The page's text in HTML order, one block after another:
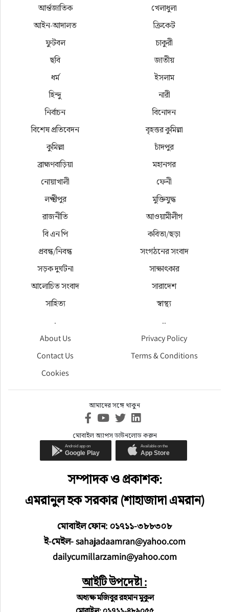
আর্ন্তজাতিক
খেলাধুলা
আইন-আদালত
ক্রিকেট
ফুটবল
চাকুরী
ছবি
জাতীয়
ধর্ম
ইসলাম
হিন্দু
নারী
নির্বাচন
বিনোদন
বিশেষ প্রতিবেদন
বৃহত্তর কুমিল্লা
কুমিল্লা
চাঁদপুর
ব্রাহ্মণবাড়িয়া
মহানগর
নোয়াখালী
ফেনী
লক্ষ্মীপুর
মুক্তিযুদ্ধ
রাজনীতি
আওয়ামীলীগ
বি এন পি
কবিতা/ছড়া
প্রবন্ধ/নিবন্ধ
সংগঠনের সংবাদ
সড়ক দুর্ঘটনা
সাক্ষাৎকার
আলোচিত সংবাদ
সারাদেশ
সাহিত্য
স্বাস্থ্য
.
..
About Us
Privacy Policy
Contact Us
Terms & Conditions
Cookies
আমাদের সঙ্গে থাকুন
মোবাইল অ্যাপস ডাউনলোড করুন
সম্পাদক ও প্রকাশক:
এমরানুল হক সরকার (শাহাজাদা এমরান)
মোবাইল ফোন: ০১৭১১-৩৮৮৩০৮
ই-মেইল- sahajadaamran@yahoo.com
dailycumillarzamin@yahoo.com
আইটি উপদেষ্টা :
অধ্যক্ষ মজিবুর রহমান মুকুল